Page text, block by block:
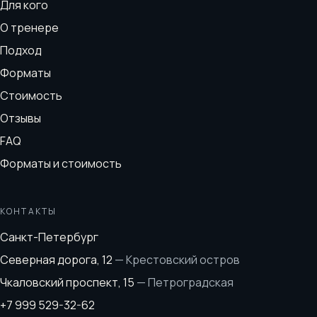
Для кого
О тренере
Подход
Форматы
Стоимость
Отзывы
FAQ
Форматы и стоимость
КОНТАКТЫ
Санкт-Петербург
Северная дорога, 12 —Крестовский остров
Чкаловский проспект, 15 —Петроградская
+7 999 529-32-62